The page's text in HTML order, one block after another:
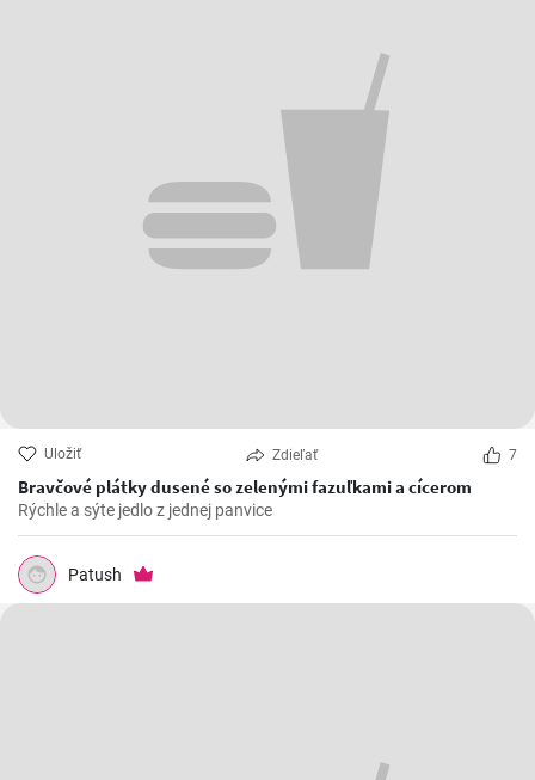
Uložiť Zdieľať 7
Bravčové plátky dusené so zelenými fazuľkami a cícerom
Rýchle a sýte jedlo z jednej panvice
Patush